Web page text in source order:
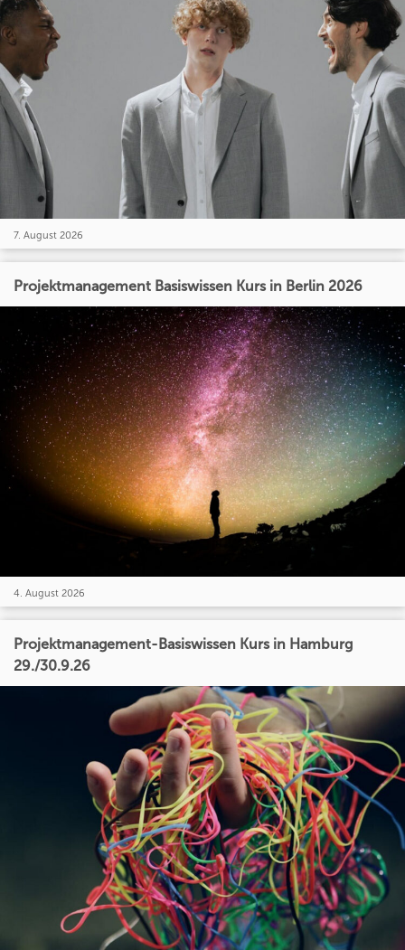
7. August 2026
Projektmanagement Basiswissen Kurs in Berlin 2026
4. August 2026
Projektmanagement-Basiswissen Kurs in Hamburg
29./30.9.26